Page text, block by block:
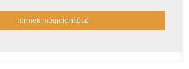
Termék megjelenítése